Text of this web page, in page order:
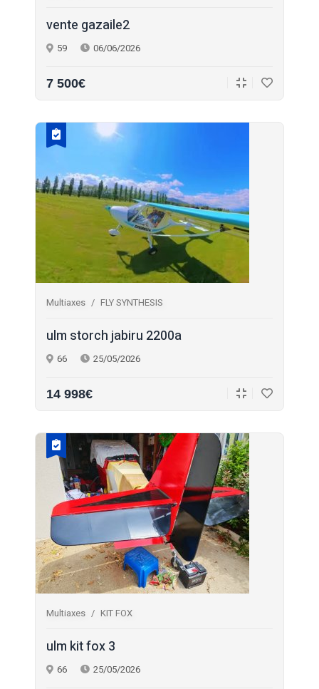
vente gazaile2
59 06/06/2026
7 500€
Multiaxes FLY SYNTHESIS
ulm storch jabiru 2200a
66 25/05/2026
14 998€
Multiaxes KIT FOX
ulm kit fox 3
66 25/05/2026